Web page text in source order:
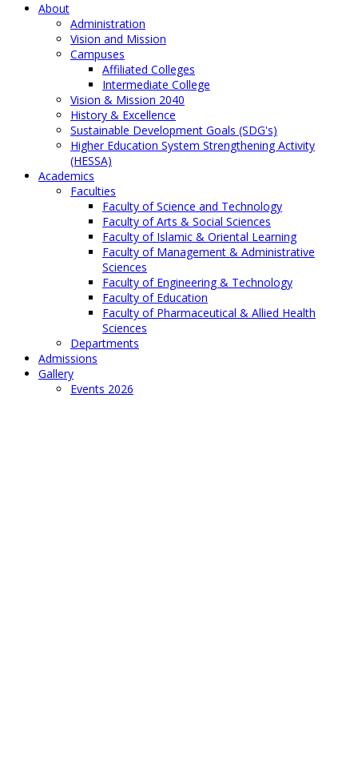
About
Administration
Vision and Mission
Campuses
Affiliated Colleges
Intermediate College
Vision & Mission 2040
History & Excellence
Sustainable Development Goals (SDG's)
Higher Education System Strengthening Activity
(HESSA)
Academics
Faculties
Faculty of Science and Technology
Faculty of Arts & Social Sciences
Faculty of Islamic & Oriental Learning
Faculty of Management & Administrative
Sciences
Faculty of Engineering & Technology
Faculty of Education
Faculty of Pharmaceutical & Allied Health
Sciences
Departments
Admissions
Gallery
Events 2026